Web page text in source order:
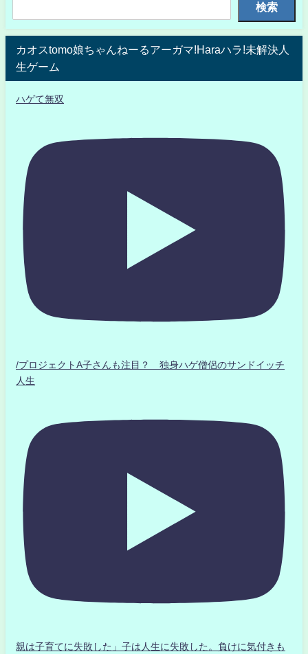
検索
カオスtomo娘ちゃんねーるアーガマ!Haraハラ!未解決人
生ゲーム
ハゲて無双
/プロジェクトA子さんも注目？ 独身ハゲ僧侶のサンドイッチ
人生
親は子育てに失敗した」子は人生に失敗した。負けに気付きも